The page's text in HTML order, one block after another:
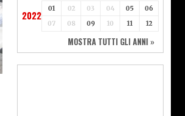
2022
01 02 03 04 05
06
07
08 09 10 11 12
MOSTRA TUTTI GLI ANNI »